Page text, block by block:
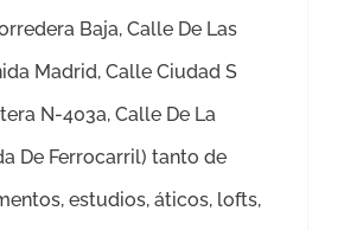
Baja, Calle De Las
Madrid, Calle Ciudad S
N-403a, Calle De La
De Ferrocarril) tanto de
estudios, áticos, lofts,